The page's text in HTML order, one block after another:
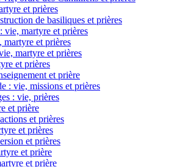
et prières
de basiliques et prières
vie, martyre et prières
martyre et prières
martyre et prières
et prières
et prière
: vie, missions et prières
: vie, prières
et prière
et prières
et prières
et prières
et prière
et prière